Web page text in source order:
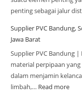
penting sebagai jalur
Supplier PVC Bandung,
Jawa Barat
Supplier PVC Bandung
material perpipaan
dalam menjamin
limbah,… Read more